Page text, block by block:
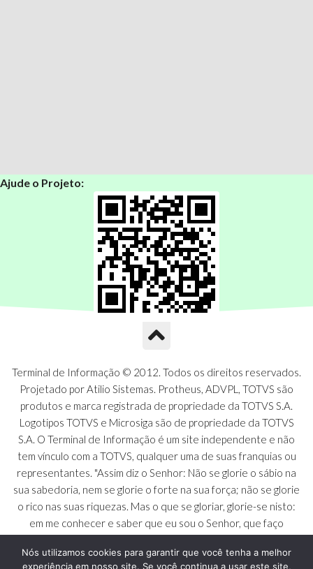
Ajude o Projeto:
Terminal de Informação © 2012. Todos os direitos reservados.
Projetado por Atilio Sistemas. Protheus, ADVPL, TOTVS são
produtos e marca registrada de propriedade da TOTVS S.A.
Logotipos TOTVS e Microsiga são de propriedade da TOTVS
S.A. O Terminal de Informação é um site independente e não
tem vínculo com a TOTVS, qualquer uma de suas franquias ou
representantes. "Assim diz o Senhor: Não se glorie o sábio na
sua sabedoria, nem se glorie o forte na sua força; não se glorie
o rico nas suas riquezas. Mas o que se gloriar, glorie-se nisto:
em me conhecer e saber que eu sou o Senhor, que faço
Nós utilizamos cookies para garantir que você tenha a melhor
experiência em nosso site. Se você continua a usar este site,